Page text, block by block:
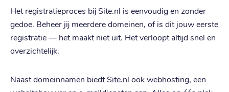
Het registratieproces bij Site.nl is eenvoudig en zonder
gedoe. Beheer jij meerdere domeinen, of is dit jouw eerste
registratie — het maakt niet uit. Het verloopt altijd snel en
overzichtelijk.
Naast domeinnamen biedt Site.nl ook webhosting, een